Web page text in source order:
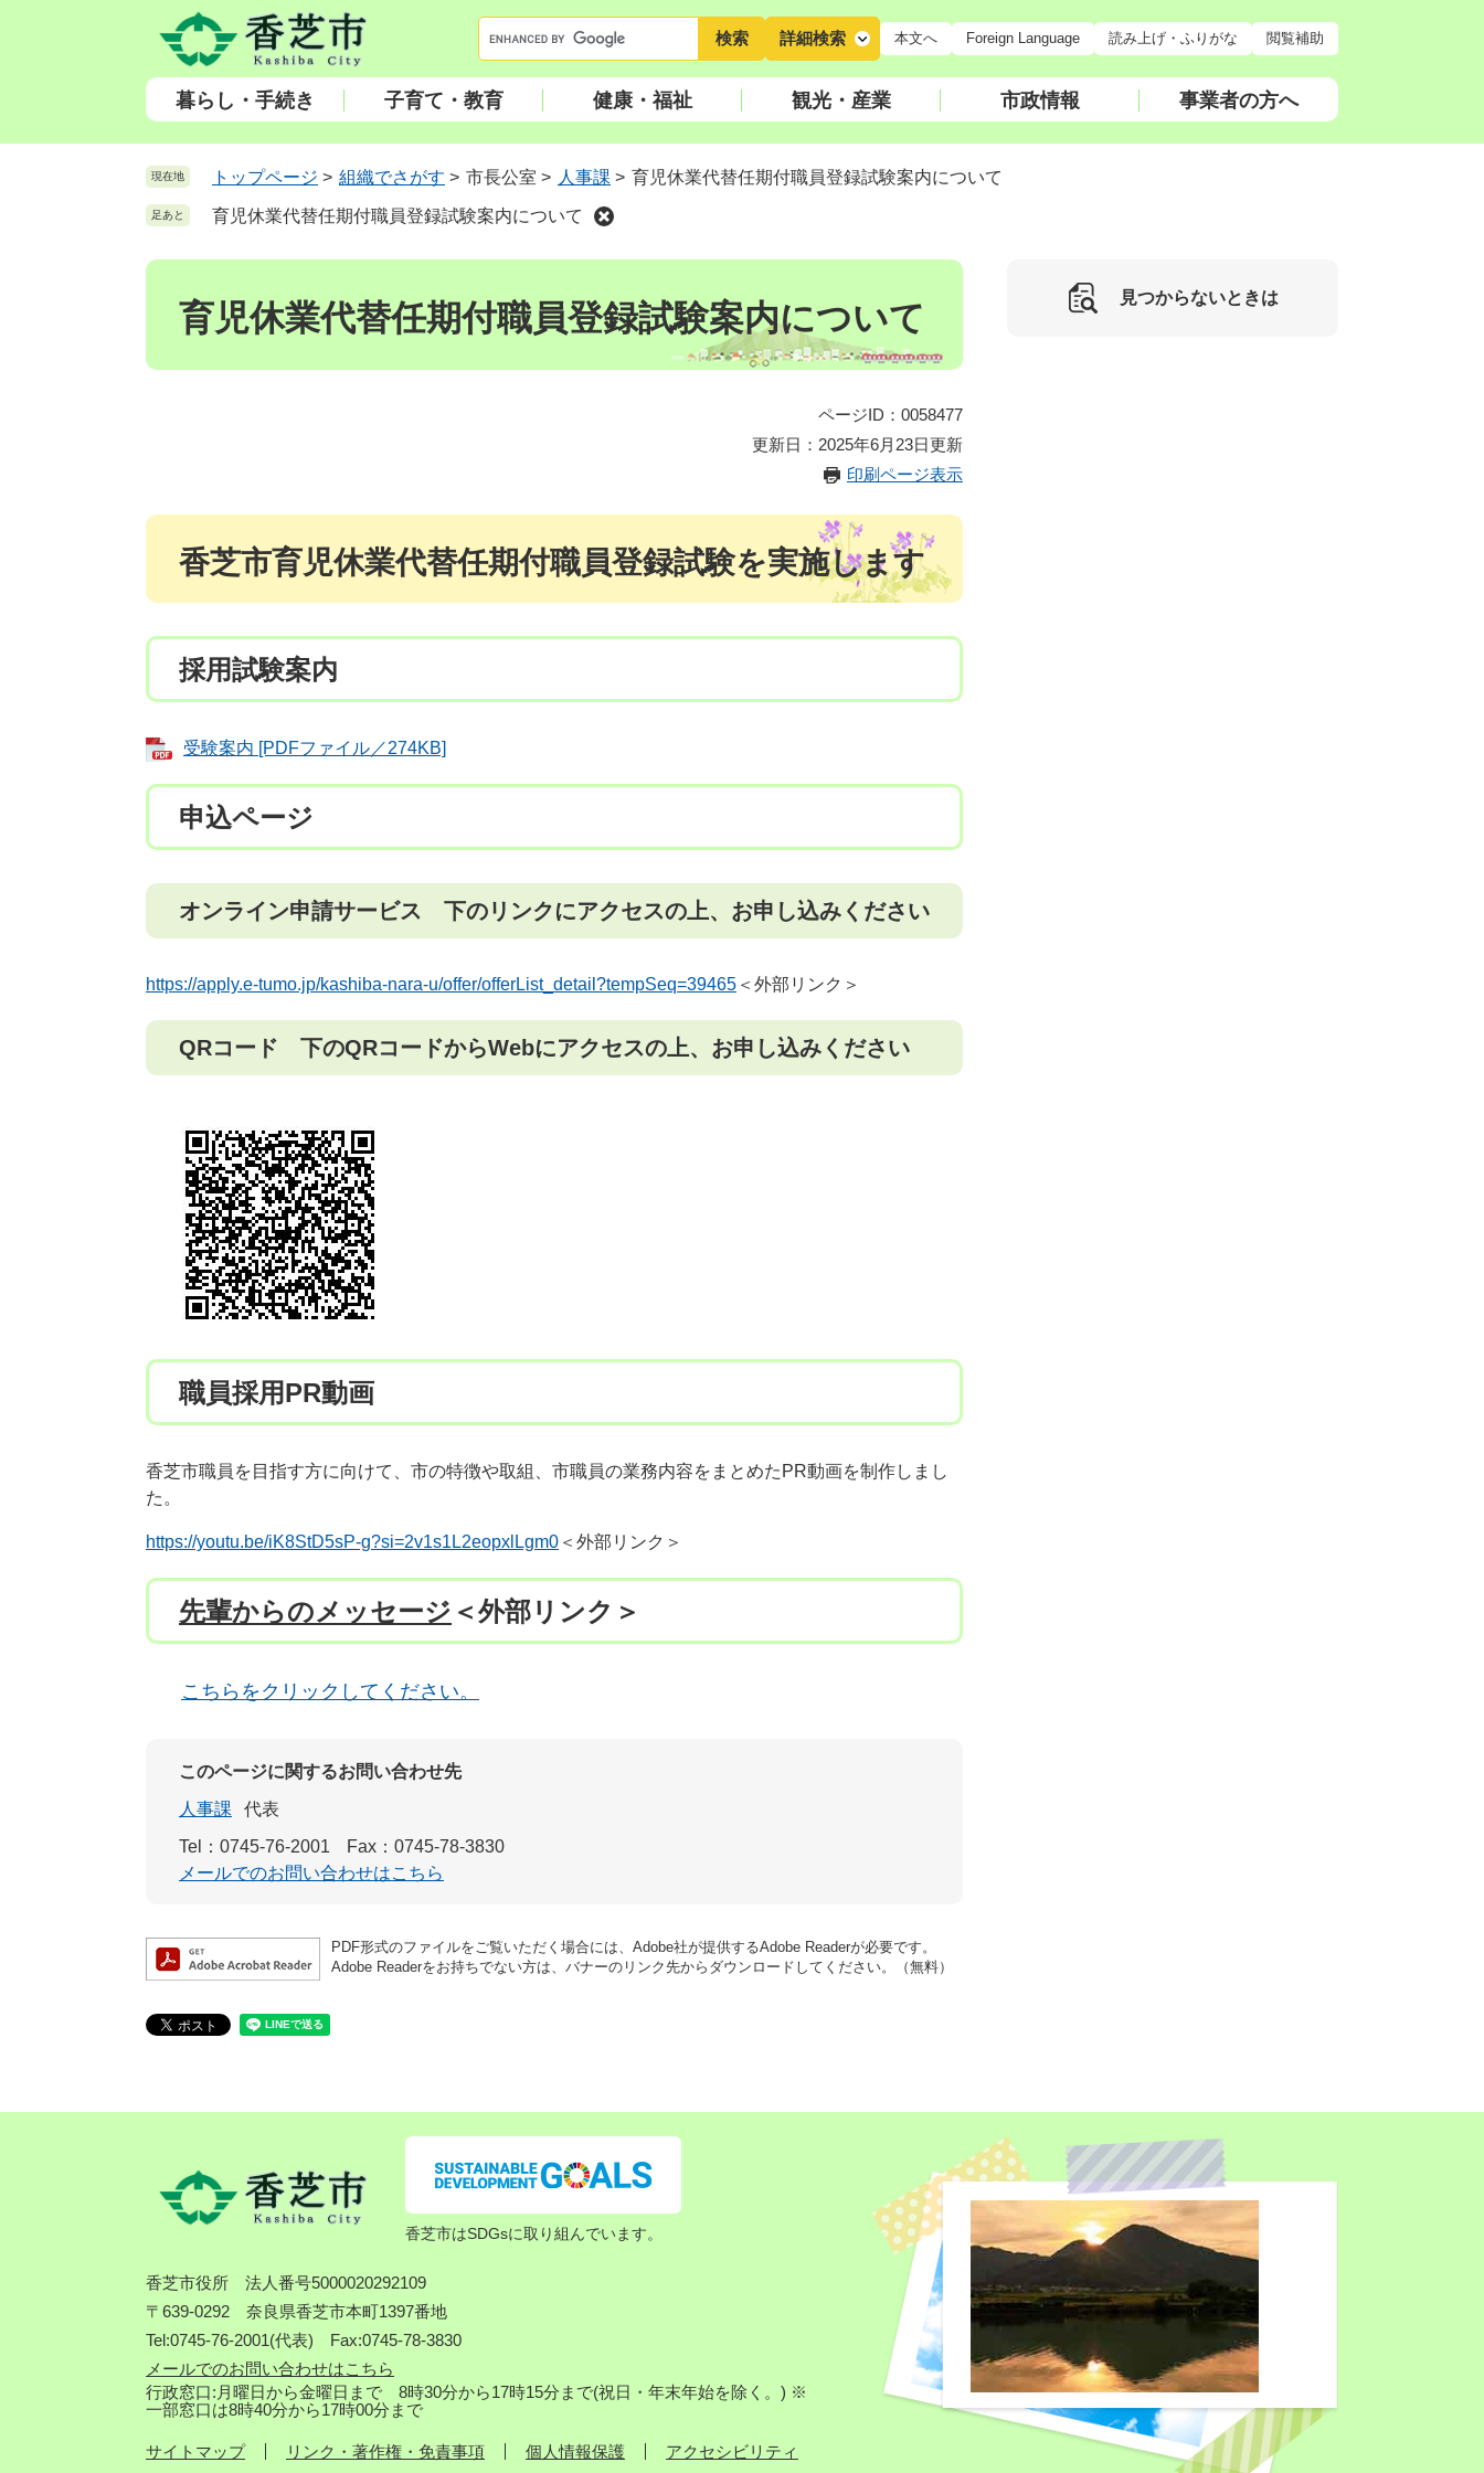
頭
飛
ー
ワ
ー
索
詳細検索 本文へ Foreign Language 読み上げ・ふりがな 閲覧補助
暮らし・手続き 子育て・教育 健康・福祉 観光・産業 市政情報 事業者の方へ
現在地 トップページ > 組織でさがす > 市長公室 > 人事課 > 育児休業代替任期付職員登録試験案内について
足あと 育児休業代替任期付職員登録試験案内について
本
育児休業代替任期付職員登録試験案内について
ページID：0058477
更新日：2025年6月23日更新
印刷ページ表示
香芝市育児休業代替任期付職員登録試験を実施します
採用試験案内
受験案内 [PDFファイル／274KB]
申込ページ
オンライン申請サービス 下のリンクにアクセスの上、お申し込みください
https://apply.e-tumo.jp/kashiba-nara-u/offer/offerList_detail?tempSeq=39465 ＜外部リンク＞
QRコード 下のQRコードからWebにアクセスの上、お申し込みください
職員採用PR動画
香芝市職員を目指す方に向けて、市の特徴や取組、市職員の業務内容をまとめたPR動画を制作しまし
た。
https://youtu.be/iK8StD5sP-g?si=2v1s1L2eopxlLgm0 ＜外部リンク＞
先輩からのメッセージ ＜外部リンク＞
こちらをクリックしてください。
このページに関するお問い合わせ先
人事課
代表
Tel：0745-76-2001
Fax：0745-78-3830
メールでのお問い合わせはこちら
PDF形式のファイルをご覧いただく場合には、Adobe社が提供するAdobe Readerが必要です。
Adobe Readerをお持ちでない方は、バナーのリンク先からダウンロードしてください。（無料）
見つからないときは
香芝市はSDGsに取り組んでいます。
香芝市役所
法人番号5000020292109
〒639-0292 奈良県香芝市本町1397番地
Tel:0745-76-2001(代表) Fax:0745-78-3830
メールでのお問い合わせはこちら
行政窓口:月曜日から金曜日まで 8時30分から17時15分まで(祝日・年末年始を除く。) ※
一部窓口は8時40分から17時00分まで
サイトマップ リンク・著作権・免責事項 個人情報保護 アクセシビリティ